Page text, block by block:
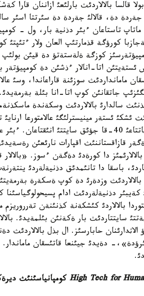
قالسا بالالاردئث بارلئعئ ازاننان
دة، قالالئ جةردة دة سئرتتا اسئر
تاستاعان ءبئر دذنية بار، ول -
كورؤگة قذمارتئپ العان ولار ءتئپتئ
كوزگة ةلةستةتؤ دة قيئن
اتا-انالار ءذشئن دة كومپيؤتةر
مامانداردئث سوزئنة قاراعاندا، وسئ
جاتقانئن كوپ اتا-انا بئلة
سالدارئ بالالاردئث وسكةندة
ئستةر مينيسترلئگئ عالامتورعا
ةكسترةميستئك سيپاتتاعئ 40-قا جؤئق سايتتئ
قازاقستاننئث اقپارات نارئعئن
دا كورةدئ دةگةن ءسوز. «بالالار
باسقا دا تانئمدئق دذنيةلةردئ
بالالاردئث وزدةرئ دة كوپ ةسكةرة
كةيبئر دذنيةلةردئث ادام
بالالاردئ كئشكةنة كذنئنةن
سايتتاردئث بار ةكةنئن بئلمةيدئ.
الاثدارئنان حابارسئز. ال بذل بالالاردئث
دةيدئ جيئنعا قاتئسقان ماماندار.
High Tech for كومپانياسئنئث